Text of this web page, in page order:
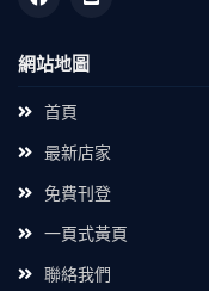
網站地圖
首頁
最新店家
免費刊登
一頁式黃頁
聯絡我們